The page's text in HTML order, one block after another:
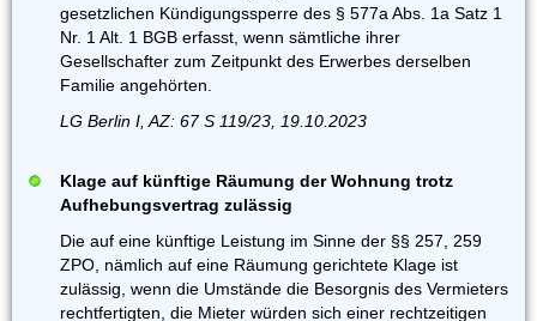
gesetzlichen Kündigungssperre des § 577a Abs. 1a Satz 1
Nr. 1 Alt. 1 BGB erfasst, wenn sämtliche ihrer
Gesellschafter zum Zeitpunkt des Erwerbes derselben
Familie angehörten.
LG Berlin I, AZ: 67 S 119/23, 19.10.2023
Klage auf künftige Räumung der Wohnung trotz
Aufhebungsvertrag zulässig
Die auf eine künftige Leistung im Sinne der §§ 257, 259
ZPO, nämlich auf eine Räumung gerichtete Klage ist
zulässig, wenn die Umstände die Besorgnis des Vermieters
rechtfertigten, die Mieter würden sich einer rechtzeitigen